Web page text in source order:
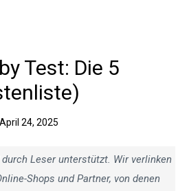
Test: Die 5
April 24, 2025
Leser unterstützt. Wir verlinken
Shops und Partner, von denen